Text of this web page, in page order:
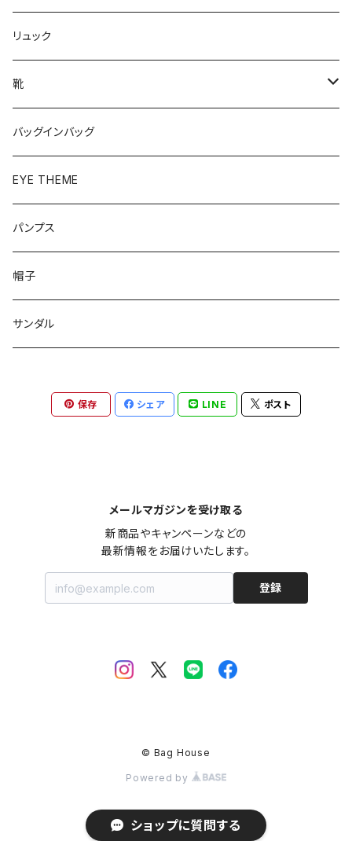
リュック
靴
パンプス
ベーシック
ローファー
ブーツ
バッグインバッグ
EYE THEME
パンプス
帽子
サンダル
保存 シェア LINE ポスト
メールマガジンを受け取る
新商品やキャンペーンなどの
最新情報をお届けいたします。
登録
© Bag House
Powered by
ショップに質問する